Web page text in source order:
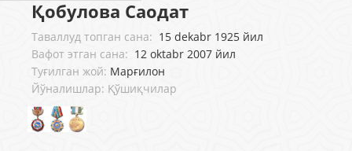
Қобулова Саодат
Таваллуд топган сана: 15 dekabr 1925 йил
Вафот этган сана: 12 oktabr 2007 йил
Туғилган жой: Марғилон
Йўналишлар: Қўшиқчилар